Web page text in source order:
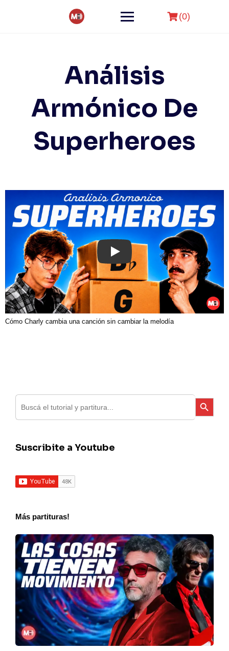
(0)
Análisis
Armónico De
Superheroes
Play
Cómo Charly cambia una canción sin cambiar la melodía
Search
for:
Search Button
Suscribite a Youtube
Más partituras!
Fito
–
Las
cosas
tienen
movimiento